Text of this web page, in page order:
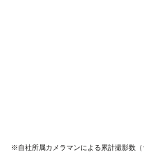
※自社所属カメラマンによる累計撮影数（